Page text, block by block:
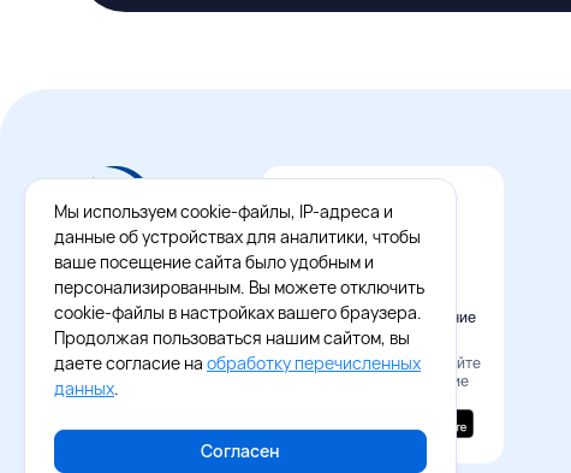
Официальное приложение
Восток - Запад
Наведите камеру и скачайте
бесплатное приложение
Мы используем cookie-файлы, IP-адреса и
данные об устройствах для аналитики, чтобы
ваше посещение сайта было удобным и
персонализированным. Вы можете отключить
cookie-файлы в настройках вашего браузера.
Продолжая пользоваться нашим сайтом, вы
даете согласие на обработку перечисленных
данных.
Согласен